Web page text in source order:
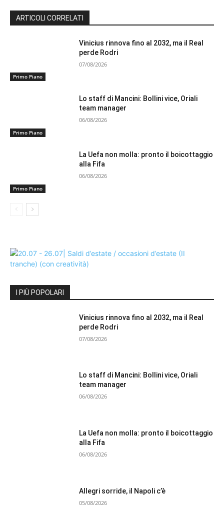
ARTICOLI CORRELATI
Primo Piano
Vinicius rinnova fino al 2032, ma il Real
perde Rodri
07/08/2026
Primo Piano
Lo staff di Mancini: Bollini vice, Oriali
team manager
06/08/2026
Primo Piano
La Uefa non molla: pronto il boicottaggio
alla Fifa
06/08/2026
I PIÙ POPOLARI
Vinicius rinnova fino al 2032, ma il Real
perde Rodri
07/08/2026
Lo staff di Mancini: Bollini vice, Oriali
team manager
06/08/2026
La Uefa non molla: pronto il boicottaggio
alla Fifa
06/08/2026
Allegri sorride, il Napoli c’è
05/08/2026